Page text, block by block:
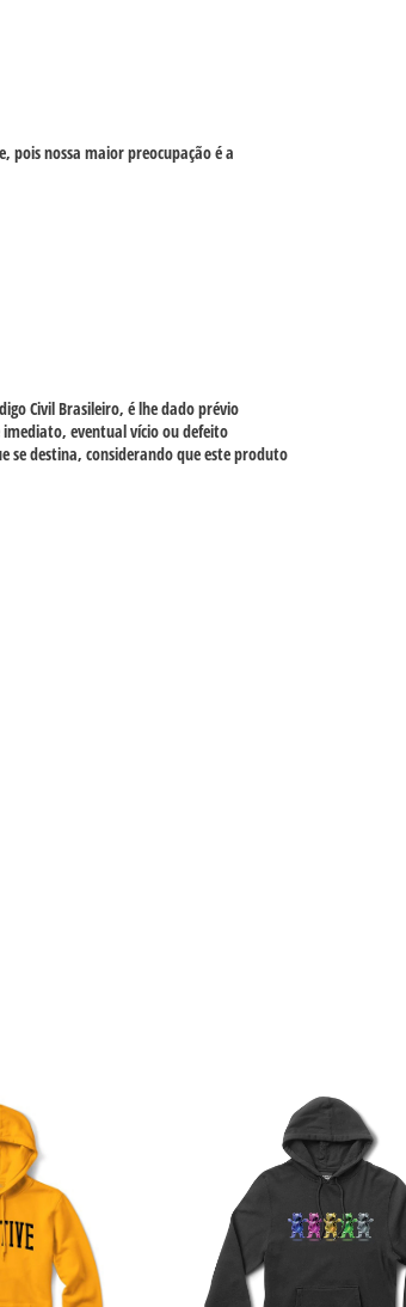
nossa maior preocupação é a
Civil Brasileiro, é lhe dado prévio
eventual vício ou defeito
se destina, considerando que este produto